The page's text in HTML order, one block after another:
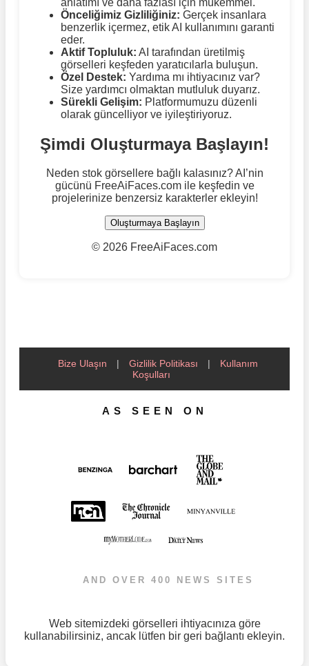
Önceliğimiz Gizliliğiniz: Gerçek insanlara
benzerlik içermez, etik AI kullanımını garanti
eder.
Aktif Topluluk: AI tarafından üretilmiş
görselleri keşfeden yaratıcılarla buluşun.
Özel Destek: Yardıma mı ihtiyacınız var?
Size yardımcı olmaktan mutluluk duyarız.
Sürekli Gelişim: Platformumuzu düzenli
olarak güncelliyor ve iyileştiriyoruz.
Şimdi Oluşturmaya Başlayın!
Neden stok görsellere bağlı kalasınız? AI’nin
gücünü FreeAiFaces.com ile keşfedin ve
projelerinize benzersiz karakterler ekleyin!
Oluşturmaya Başlayın
© 2026 FreeAiFaces.com
Bize Ulaşın | Gizlilik Politikası |
Kullanım
Koşulları
AS SEEN ON
AND OVER 400 NEWS SITES
Web sitemizdeki görselleri ihtiyacınıza göre
kullanabilirsiniz, ancak lütfen bir geri bağlantı ekleyin.